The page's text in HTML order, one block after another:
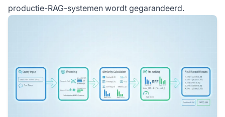
productie-RAG-systemen wordt gegarandeerd.